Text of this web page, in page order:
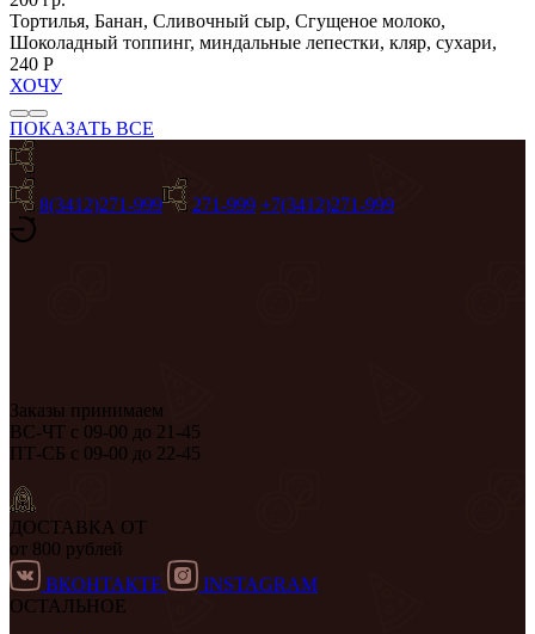
Тортилья, Банан, Сливочный сыр, Сгущеное молоко,
Шоколадный топпинг, миндальные лепестки, кляр, сухари,
240 Р
ХОЧУ
ПОКАЗАТЬ ВСЕ
8(3412)271-999 271-999 +7(3412)271-999
Заказы принимаем
ВС-ЧТ с 09-00 до 21-45
ПТ-СБ с 09-00 до 22-45
ДОСТАВКА ОТ
от 800 рублей
ВКОНТАКТЕ
INSTAGRAM
ОСТАЛЬНОЕ